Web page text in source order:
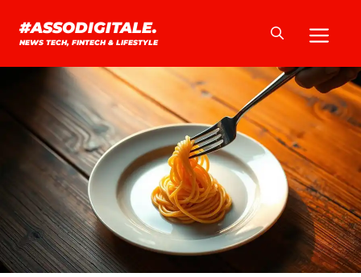
#ASSODIGITALE.
NEWS TECH, FINTECH & LIFESTYLE